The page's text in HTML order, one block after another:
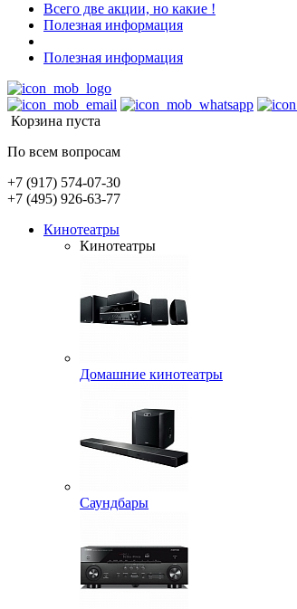
Всего две акции, но какие !
Полезная информация
Полезная информация
Корзина пуста
По всем вопросам
+7 (917) 574-07-30
+7 (495) 926-63-77
Кинотеатры
Кинотеатры
Домашние кинотеатры
Саундбары